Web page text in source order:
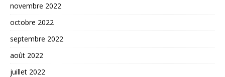
novembre 2022
octobre 2022
septembre 2022
août 2022
juillet 2022